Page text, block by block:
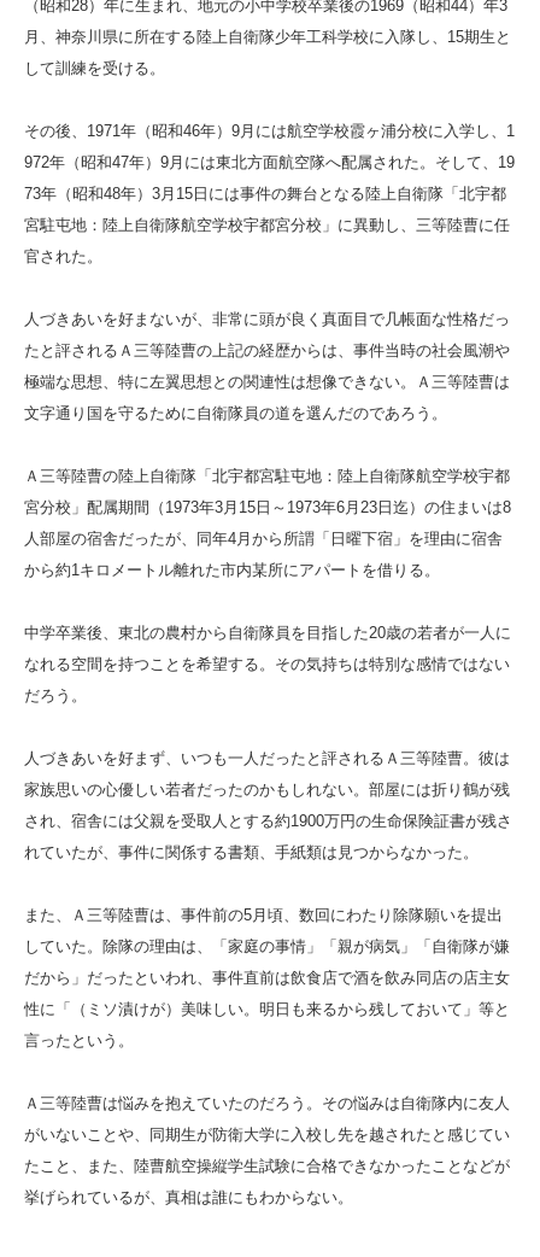
（昭和28）年に生まれ、地元の小中学校卒業後の1969（昭和44）年3
月、神奈川県に所在する陸上自衛隊少年工科学校に入隊し、15期生と
して訓練を受ける。
その後、1971年（昭和46年）9月には航空学校霞ヶ浦分校に入学し、1
972年（昭和47年）9月には東北方面航空隊へ配属された。そして、19
73年（昭和48年）3月15日には事件の舞台となる陸上自衛隊「北宇都
宮駐屯地：陸上自衛隊航空学校宇都宮分校」に異動し、三等陸曹に任
官された。
人づきあいを好まないが、非常に頭が良く真面目で几帳面な性格だっ
たと評されるＡ三等陸曹の上記の経歴からは、事件当時の社会風潮や
極端な思想、特に左翼思想との関連性は想像できない。Ａ三等陸曹は
文字通り国を守るために自衛隊員の道を選んだのであろう。
Ａ三等陸曹の陸上自衛隊「北宇都宮駐屯地：陸上自衛隊航空学校宇都
宮分校」配属期間（1973年3月15日～1973年6月23日迄）の住まいは8
人部屋の宿舎だったが、同年4月から所謂「日曜下宿」を理由に宿舎
から約1キロメートル離れた市内某所にアパートを借りる。
中学卒業後、東北の農村から自衛隊員を目指した20歳の若者が一人に
なれる空間を持つことを希望する。その気持ちは特別な感情ではない
だろう。
人づきあいを好まず、いつも一人だったと評されるＡ三等陸曹。彼は
家族思いの心優しい若者だったのかもしれない。部屋には折り鶴が残
され、宿舎には父親を受取人とする約1900万円の生命保険証書が残さ
れていたが、事件に関係する書類、手紙類は見つからなかった。
また、Ａ三等陸曹は、事件前の5月頃、数回にわたり除隊願いを提出
していた。除隊の理由は、「家庭の事情」「親が病気」「自衛隊が嫌
だから」だったといわれ、事件直前は飲食店で酒を飲み同店の店主女
性に「（ミソ漬けが）美味しい。明日も来るから残しておいて」等と
言ったという。
Ａ三等陸曹は悩みを抱えていたのだろう。その悩みは自衛隊内に友人
がいないことや、同期生が防衛大学に入校し先を越されたと感じてい
たこと、また、陸曹航空操縦学生試験に合格できなかったことなどが
挙げられているが、真相は誰にもわからない。